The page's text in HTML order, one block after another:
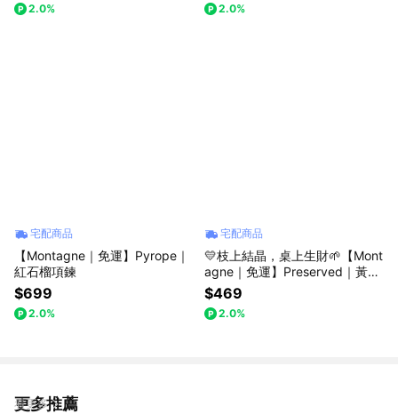
2.0% 2.0%
宅配商品
【Montagne｜免運】Pyrope｜
紅石榴項鍊
$699
2.0%
宅配商品
💛枝上結晶，桌上生財🌱【Mont
agne｜免運】Preserved｜黃水
晶｜財富。運勢
$469
2.0%
更多推薦
看更多